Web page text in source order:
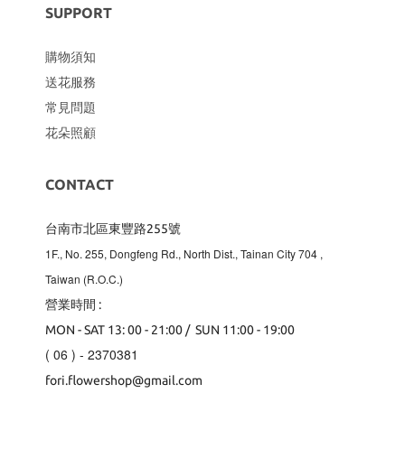
SUPPORT
購物須知
送花服務
常見問題
花朵照顧
CONTACT
台南市北區東豐路255號
1F., No. 255, Dongfeng Rd., North Dist., Tainan City 704 ,
Taiwan (R.O.C.)
營業時間 :
MON - SAT 13: 00 - 21:00 / SUN 11:00 - 19:00
( 06 ) - 2370381
fori.flowershop@gmail.com